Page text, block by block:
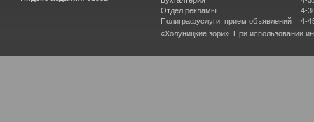
Отдел рекламы
Полиграфуслуги, прием объявлений
4-
4-
«Холуницкие зори». При использовании